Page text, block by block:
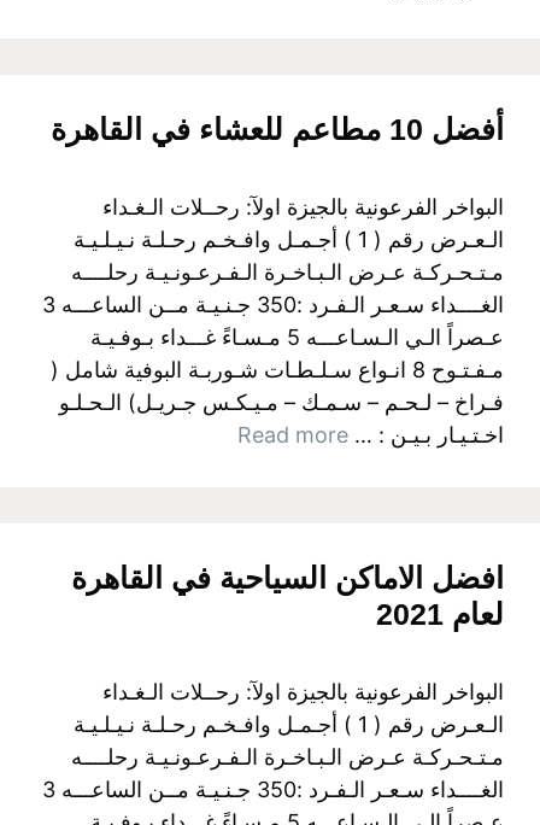
أفضل 10 مطاعم للعشاء في القاهرة
البواخر الفرعونية بالجيزة اولآ: رحــلات الـغـداء
الـعـرض رقم ( 1 ) أجـمـل وافـخـم رحـلـة نـيـلـيـة
مـتـحـركـة عـرض الـبـاخـرة الـفـرعـونـيـة رحلــــه
الغــــداء سـعـر الـفـرد :350 جـنـيـة مــن الساعـــه 3
عـصراً الـي الـسـاعـــه 5 مـسـاءً غـــداء بـوفـيـة
مـفـتـوح 8 انـواع سـلـطـات شـوربـة البوفية شامل (
فـراخ – لـحـم – سـمـك – مـيـكـس جـريـل) الـحـلـو
اخـتـيـار بـيـن : … Read more
افضل الاماكن السياحية في القاهرة
لعام 2021
البواخر الفرعونية بالجيزة اولآ: رحــلات الـغـداء
الـعـرض رقم ( 1 ) أجـمـل وافـخـم رحـلـة نـيـلـيـة
مـتـحـركـة عـرض الـبـاخـرة الـفـرعـونـيـة رحلــــه
الغــــداء سـعـر الـفـرد :350 جـنـيـة مــن الساعـــه 3